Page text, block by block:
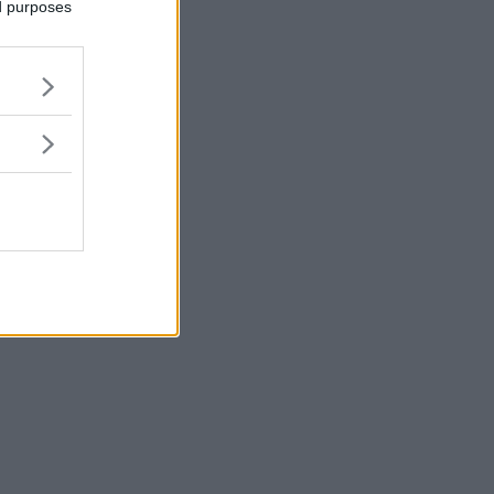
purposes